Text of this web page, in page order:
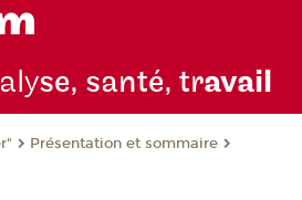
se, santé, travail
Présentation et sommaire